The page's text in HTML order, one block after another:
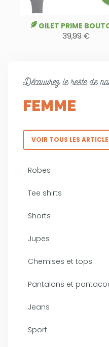
GILET PRIME
39,99 €
Découvrez le reste de
FEMME
VOIR TOUS LES
Robes
Tee shirts
Shorts
Jupes
Chemises et tops
Pantalons et
Jeans
Sport